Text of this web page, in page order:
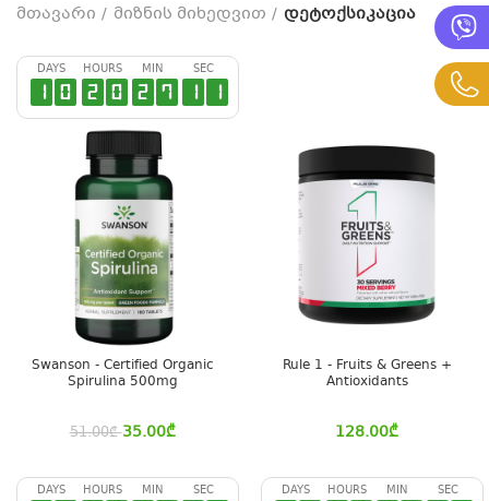
მთავარი მიზნის მიხედვით დეტოქსიკაცია
DAYS
1 0
HOURS
2 0
MIN
2 7
SEC
1 0
Swanson - Certified Organic
Spirulina 500mg
51.00₾ 35.00₾
Rule 1 - Fruits & Greens +
Antioxidants
128.00₾
DAYS HOURS MIN SEC DAYS HOURS MIN SEC